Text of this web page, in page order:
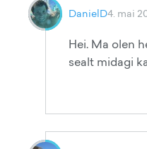
DanielD4. mai
Hei. Ma olen
sealt midagi